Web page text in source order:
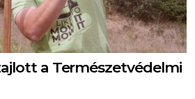
a Természetvédelmi